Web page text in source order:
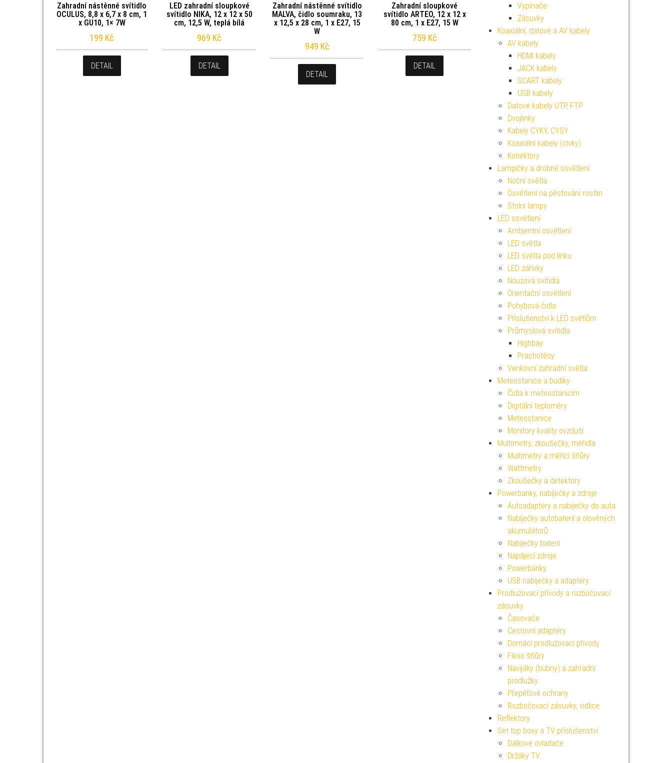
Zahradní nástěnné svítidlo
OCULUS, 8,8 x 6,7 x 8 cm, 1
x GU10, 1× 7W
199 Kč
DETAIL
LED zahradní sloupkové
svítidlo NIKA, 12 x 12 x 50
cm, 12,5 W, teplá bílá
969 Kč
DETAIL
Zahradní nástěnné svítidlo
MALVA, čidlo soumraku, 13
x 12,5 x 28 cm, 1 x E27, 15
W
949 Kč
DETAIL
Zahradní sloupkové
svítidlo ARTEO, 12 x 12 x
80 cm, 1 x E27, 15 W
759 Kč
DETAIL
Vypínače
Zásuvky
Koaxiální, datové a AV kabely
AV kabely
HDMI kabely
JACK kabely
SCART kabely
USB kabely
Datové kabely UTP, FTP
Dvojlinky
Kabely CYKY, CYSY
Koaxiální kabely (cívky)
Konektory
Lampičky a drobné osvětlení
Noční světla
Osvětlení na pěstování rostlin
Stolní lampy
LED osvětlení
Ambientní osvětlení
LED světla
LED světla pod linku
LED zářivky
Nouzová svítidla
Orientační osvětlení
Pohybová čidla
Příslušenství k LED světlům
Průmyslová svítidla
Highbay
Prachotěsy
Venkovní zahradní světla
Meteostanice a budíky
Čidla k meteostanicím
Digitální teploměry
Meteostanice
Monitory kvality ovzduší
Multimetry, zkoušečky, měřidla
Multimetry a měřící šňůry
Wattmetry
Zkoušečky a detektory
Powerbanky, nabíječky a zdroje
Autoadaptéry a nabíječky do auta
Nabíječky autobaterií a olověných
akumulátorů
Nabíječky baterií
Napájecí zdroje
Powerbanky
USB nabíječky a adaptéry
Prodlužovací přívody a rozbočovací
zásuvky
Časovače
Cestovní adaptéry
Domácí prodlužovací přívody
Flexo šňůry
Navijáky (bubny) a zahradní
prodlužky
Přepěťové ochrany
Rozbočovací zásuvky, vidlice
Reflektory
Set top boxy a TV příslušenství
Dálkové ovladače
Držáky TV